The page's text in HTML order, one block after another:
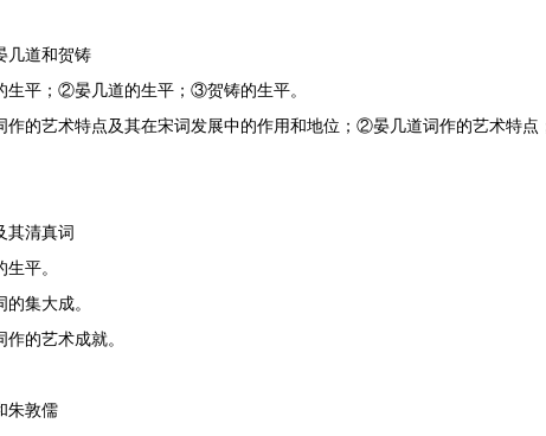
道和贺铸
；②晏几道的生平；③贺铸的生平。
艺术特点及其在宋词发展中的作用和地位；②晏几道词作的艺术特
清真词
平。
集大成。
的艺术成就。
敦儒